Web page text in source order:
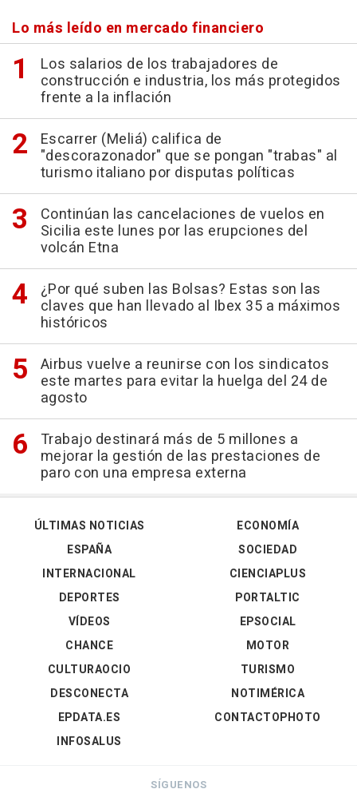
Lo más leído en mercado financiero
Los salarios de los trabajadores de
construcción e industria, los más protegidos
frente a la inflación
Escarrer (Meliá) califica de
"descorazonador" que se pongan "trabas" al
turismo italiano por disputas políticas
Continúan las cancelaciones de vuelos en
Sicilia este lunes por las erupciones del
volcán Etna
¿Por qué suben las Bolsas? Estas son las
claves que han llevado al Ibex 35 a máximos
históricos
Airbus vuelve a reunirse con los sindicatos
este martes para evitar la huelga del 24 de
agosto
Trabajo destinará más de 5 millones a
mejorar la gestión de las prestaciones de
paro con una empresa externa
ÚLTIMAS NOTICIAS
ESPAÑA
INTERNACIONAL
DEPORTES
VÍDEOS
ECONOMÍA
SOCIEDAD
CIENCIAPLUS
PORTALTIC
EPSOCIAL
CHANCE
CULTURAOCIO
DESCONECTA
EPDATA.ES
INFOSALUS
MOTOR
TURISMO
NOTIMÉRICA
CONTACTOPHOTO
SÍGUENOS